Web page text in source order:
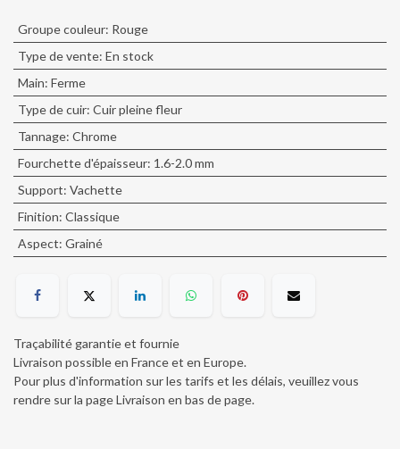
Groupe couleur: Rouge
Type de vente: En stock
Main: Ferme
Type de cuir: Cuir pleine fleur
Tannage: Chrome
Fourchette d'épaisseur: 1.6-2.0 mm
Support: Vachette
Finition: Classique
Aspect: Grainé
Traçabilité garantie et fournie
Livraison possible en France et en Europe.
Pour plus d'information sur les tarifs et les délais, veuillez vous
rendre sur la page Livraison en bas de page.